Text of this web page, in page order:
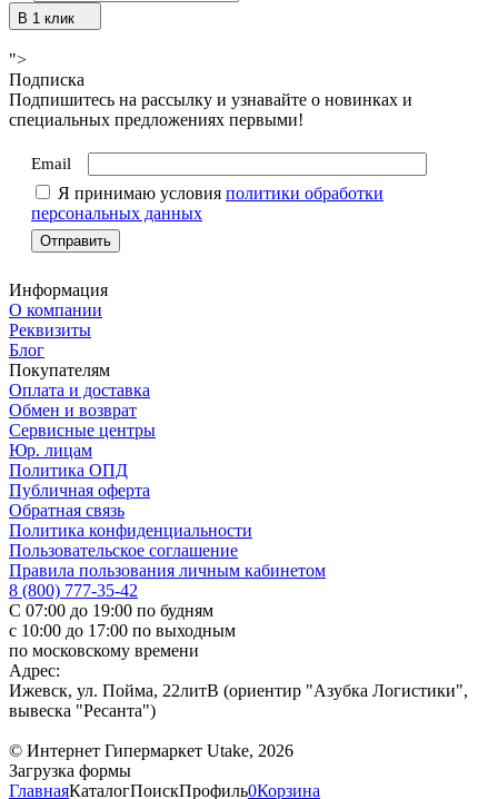
В 1 клик
">
Подписка
Подпишитесь на рассылку и узнавайте о новинках и
специальных предложениях первыми!
Email
Я принимаю условия политики обработки
персональных данных
Информация
О компании
Реквизиты
Блог
Покупателям
Оплата и доставка
Обмен и возврат
Сервисные центры
Юр. лицам
Политика ОПД
Публичная оферта
Обратная связь
Политика конфиденциальности
Пользовательское соглашение
Правила пользования личным кабинетом
8 (800) 777-35-42
С 07:00 до 19:00 по будням
с 10:00 до 17:00 по выходным
по московскому времени
Адрес:
Ижевск, ул. Пойма, 22литВ (ориентир "Азубка Логистики",
вывеска "Ресанта")
© Интернет Гипермаркет Utake, 2026
Загрузка формы
ГлавнаяКаталогПоискПрофиль0Корзина